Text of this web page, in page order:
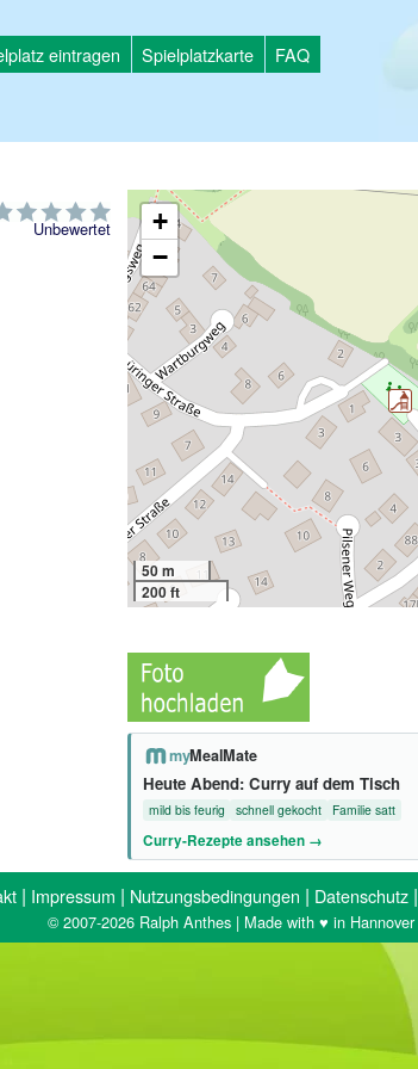
eintragen Spielplatzkarte FAQ
Unbewertet
+
−
50 m
200 ft
myMealMate
Heute Abend: Curry auf dem Tisch
mild bis feurig schnell gekocht Familie satt
Curry-Rezepte ansehen →
| Impressum | Nutzungsbedingungen | Datenschutz |
© 2007-2026 Ralph Anthes | Made with ♥ in Hannover